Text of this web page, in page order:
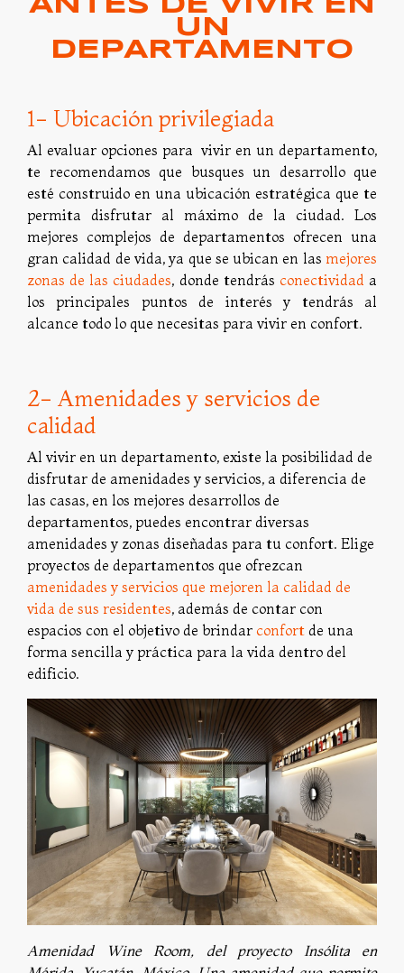
UN
DEPARTAMENTO
1- Ubicación privilegiada
Al evaluar opciones para vivir en un departamento,
te recomendamos que busques un desarrollo que
esté construido en una ubicación estratégica que te
permita disfrutar al máximo de la ciudad. Los
mejores complejos de departamentos ofrecen una
gran calidad de vida, ya que se ubican en las mejores
zonas de las ciudades, donde tendrás conectividad a
los principales puntos de interés y tendrás al
alcance todo lo que necesitas para vivir en confort.
2- Amenidades y servicios de
calidad
Al vivir en un departamento, existe la posibilidad de
disfrutar de amenidades y servicios, a diferencia de
las casas, en los mejores desarrollos de
departamentos, puedes encontrar diversas
amenidades y zonas diseñadas para tu confort. Elige
proyectos de departamentos que ofrezcan
amenidades y servicios que mejoren la calidad de
vida de sus residentes, además de contar con
espacios con el objetivo de brindar confort de una
forma sencilla y práctica para la vida dentro del
edificio.
Amenidad Wine Room, del proyecto Insólita en